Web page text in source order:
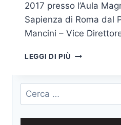
2017 presso l’Aula
Sapienza di Roma dal
Mancini – Vice
LEGGI DI PIÙ MASTER
IN
SECURITY
Ricerca
per: